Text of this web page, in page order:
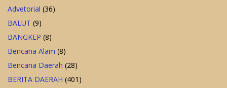
Advetorial (36)
BALUT (9)
BANGKEP (8)
Bencana Alam (8)
Bencana Daerah (28)
BERITA DAERAH (401)